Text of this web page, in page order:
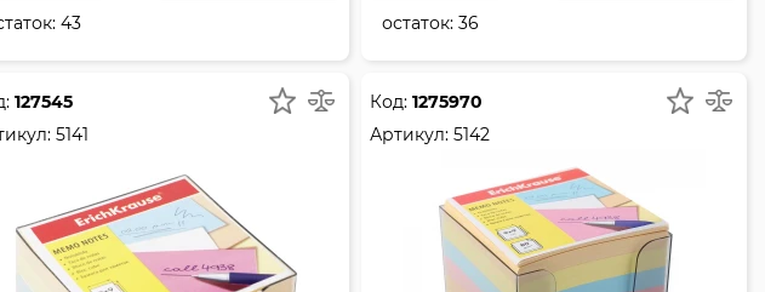
43 остаток: 36
127545
5141
Код: 1275970
Артикул: 5142